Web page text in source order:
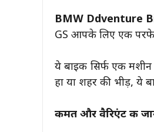
BMW Ddventure
GS आपके लिए एक
ये बाइक सिर्फ एक मशीन
हों या शहर की भीड़, ये
कीमत और वैरिएंट की